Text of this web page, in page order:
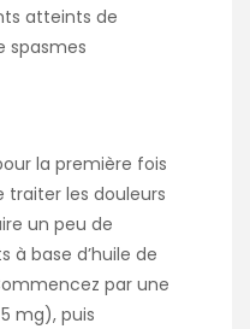
atteints de
spasmes
la première fois
traiter les douleurs
un peu de
à base d’huile de
par une
mg), puis